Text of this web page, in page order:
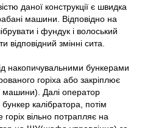
даної конструкції є швидка
машини. Відповідно на
і фундук і волоський
відповідний змінні сита.
накопичувальними бункерами
горіха або закріплює
машини). Далі оператор
калібратора, потім
вільно потрапляє на